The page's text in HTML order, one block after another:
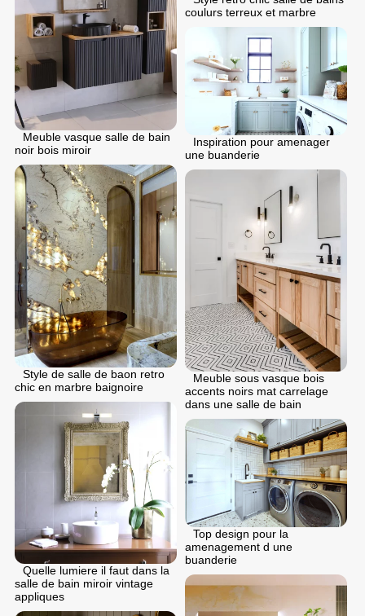
coulurs terreux et marbre
Meuble vasque salle de bain
noir bois miroir
Inspiration pour amenager
une buanderie
Style de salle de baon retro
chic en marbre baignoire
Meuble sous vasque bois
accents noirs mat carrelage
dans une salle de bain
Quelle lumiere il faut dans la
salle de bain miroir vintage
appliques
Top design pour la
amenagement d une
buanderie